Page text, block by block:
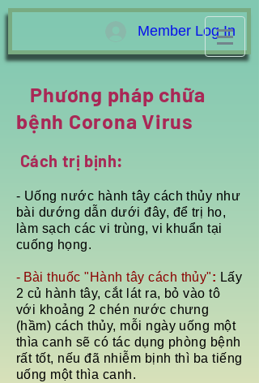
Member Log In
Phương pháp chữa
bệnh Corona Virus
Cách trị bịnh:
- Uống nước hành tây cách thủy như
bài dướng dẫn dưới đây, để trị ho,
làm sạch các vi trùng, vi khuẩn tại
cuống họng.
- Bài thuốc "Hành tây cách thủy": Lấy
2 củ hành tây, cắt lát ra, bỏ vào tô
với khoảng 2 chén nước chưng
(hầm) cách thủy, mỗi ngày uống một
thìa canh sẽ có tác dụng phòng bệnh
rất tốt, nếu đã nhiễm bịnh thì ba tiếng
uống một thìa canh.